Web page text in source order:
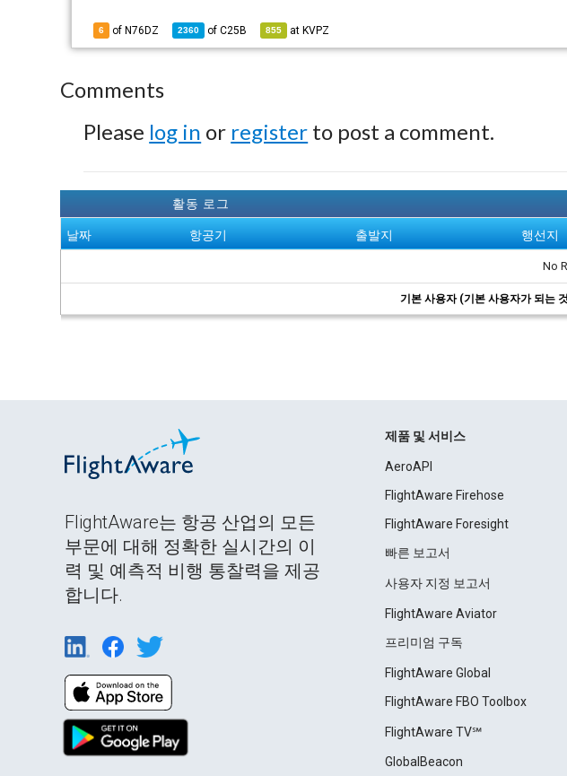
6 of N76DZ 2360 ofC25B 855 at KVPZ
Comments
Please log in or register to post a comment.
활동 로그
날짜 항공기 출발지 행선지
No
기본 사용자 (기본 사용자가 되는
FlightAware는 항공 산업의 모든
부문에 대해 정확한 실시간의 이
력 및 예측적 비행 통찰력을 제공
합니다.
제품 및 서비스
AeroAPI
FlightAware Firehose
FlightAware Foresight
빠른 보고서
사용자 지정 보고서
FlightAware Aviator
프리미엄 구독
FlightAware Global
FlightAware FBO Toolbox
FlightAware TV℠
GlobalBeacon